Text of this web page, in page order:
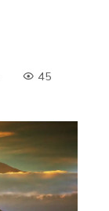
45